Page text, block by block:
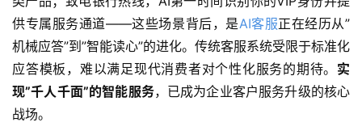
供专属服务通道——这些场景背后，是AI客服正在经历从”
机械应答”到”智能读心”的进化。传统客服系统受限于标准化
应答模板，难以满足现代消费者对个性化服务的期待。 实
现”千人千面”的智能服务，已成为企业客户服务升级的核心
战场。